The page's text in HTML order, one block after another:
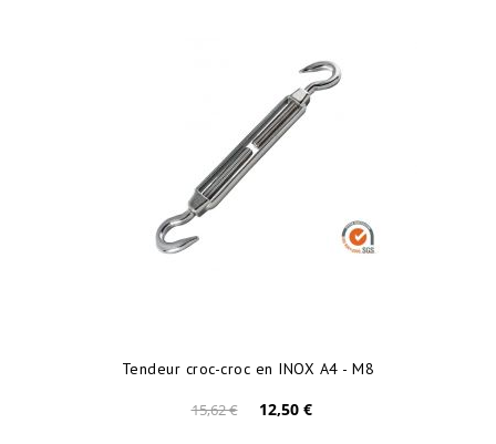
Tendeur croc-croc en INOX A4 - M8
15,62 € 12,50 €